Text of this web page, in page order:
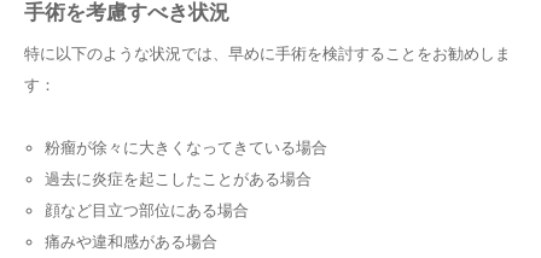
手術を考慮すべき状況
特に以下のような状況では、早めに手術を検討することをお勧めしま
す：
粉瘤が徐々に大きくなってきている場合
過去に炎症を起こしたことがある場合
顔など目立つ部位にある場合
痛みや違和感がある場合